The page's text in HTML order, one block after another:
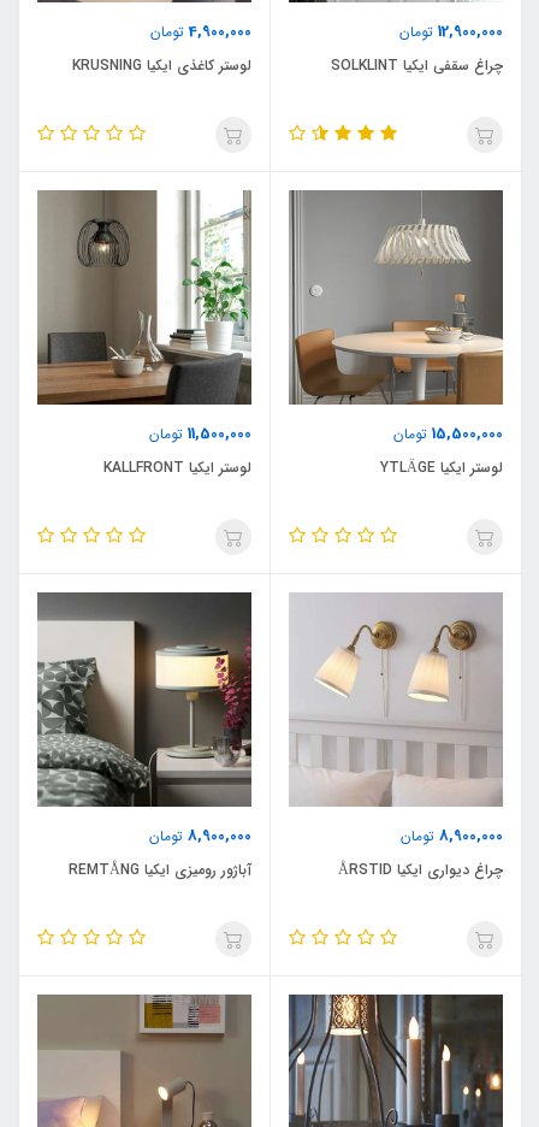
12,900,000 تومان
چراغ سقفی ایکیا SOLKLINT
4,900,000تومان
لوستر کاغذی ایکیا KRUSNING
15,500,000 تومان
لوستر ایکیا YTLÄGE
11,500,000 تومان
لوستر ایکیا KALLFRONT
8,900,000 تومان
چراغ دیواری ایکیا ÅRSTID
8,900,000 تومان
آباژور رومیزی ایکیا REMTÅNG